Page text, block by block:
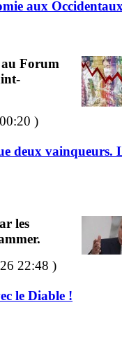
aux
Forum
)
deux vainqueurs.
les
22:48 )
le Diable !